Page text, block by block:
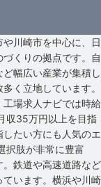
川崎市を中心に、日
くりの拠点です。自
幅広い産業が集積し
く立地しています。
場求人ナビでは時給
収35万円以上を目指
たい方にも人気のエ
択肢が非常に豊富
鉄道や高速道路など
います。横浜や川崎